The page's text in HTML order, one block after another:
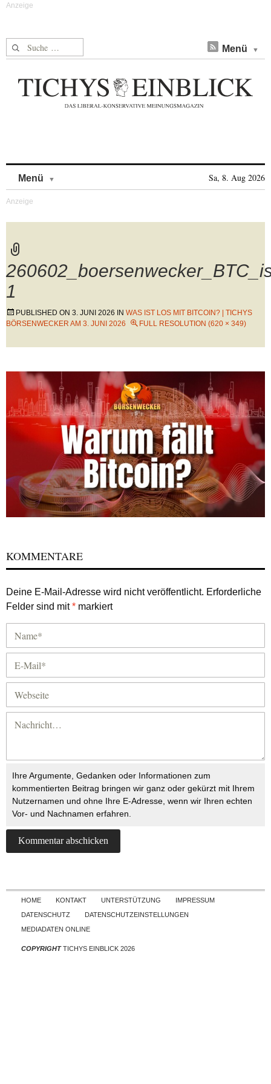
Suche nach: Menü
Menü Sa, 8. Aug 2026
1
PUBLISHED ON 3. JUNI 2026 IN WAS IST LOS MIT BITCOIN? | TICHYS
BÖRSENWECKER AM 3. JUNI 2026
FULL RESOLUTION (620 × 349)
KOMMENTARE
Deine E-Mail-Adresse wird nicht veröffentlicht. Erforderliche
Felder sind mit* markiert
Ihre Argumente, Gedanken oder Informationen zum
kommentierten Beitrag bringen wir ganz oder gekürzt mit Ihrem
Nutzernamen und ohne Ihre E-Adresse, wenn wir Ihren echten
Vor- und Nachnamen erfahren.
Skip to content
HOME KONTAKT UNTERSTÜTZUNG
IMPRESSUM
DATENSCHUTZ
DATENSCHUTZEINSTELLUNGEN
MEDIADATEN ONLINE
COPYRIGHTTICHYS EINBLICK 2026